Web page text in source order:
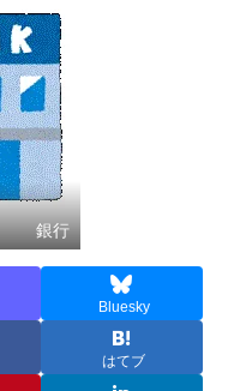
銀行
Bluesky
はてブ